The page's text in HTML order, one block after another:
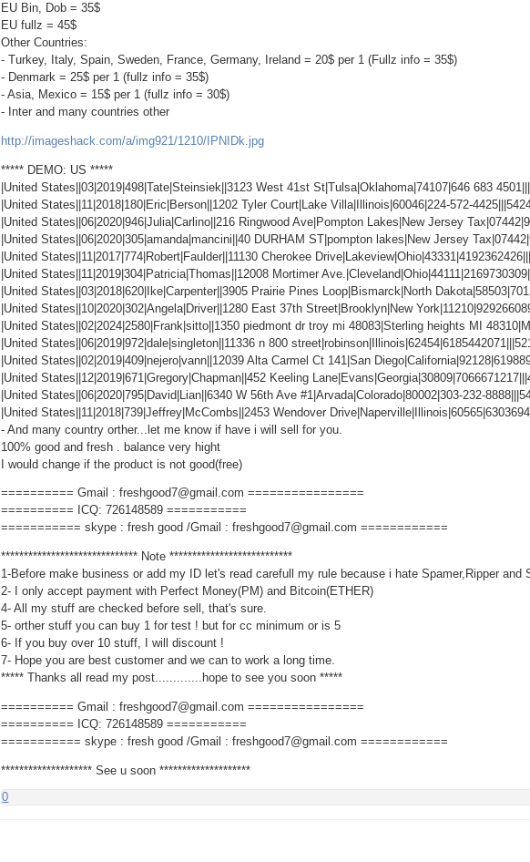
EU Bin, Dob = 35$
EU fullz = 45$
Other Countries:
- Turkey, Italy, Spain, Sweden, France, Germany, Ireland = 20$ per 1 (Fullz info = 35$)
- Denmark = 25$ per 1 (fullz info = 35$)
- Asia, Mexico = 15$ per 1 (fullz info = 30$)
- Inter and many countries other
http://imageshack.com/a/img921/1210/IPNIDk.jpg
***** DEMO: US *****
|United States||03|2019|498|Tate|Steinsiek||3123 West 41st St|Tulsa|Oklahoma|74107|646 683
|United States||11|2018|180|Eric|Berson||1202 Tyler Court|Lake Villa|Illinois|60046|224-572-
|United States||06|2020|946|Julia|Carlino||216 Ringwood Ave|Pompton Lakes|New Jersey
|United States||06|2020|305|amanda|mancini||40 DURHAM ST|pompton lakes|New Jersey
|United States||11|2017|774|Robert|Faulder||11130 Cherokee
|United States||11|2019|304|Patricia|Thomas||12008 Mortimer
|United States||03|2018|620|Ike|Carpenter||3905 Prairie Pines Loop|Bismarck|North
|United States||10|2020|302|Angela|Driver||1280 East 37th Street|Brooklyn|New
|United States||02|2024|2580|Frank|sitto||1350 piedmont dr troy mi 48083|Sterling heights MI
|United States||06|2019|972|dale|singleton||11336 n 800
|United States||02|2019|409|nejero|vann||12039 Alta Carmel Ct 141|San
|United States||12|2019|671|Gregory|Chapman||452 Keeling
|United States||06|2020|795|David|Lian||6340 W 56th Ave #1|Arvada|Colorado|80002|303-232-
|United States||11|2018|739|Jeffrey|McCombs||2453 Wendover
- And many country orther...let me know if have i will sell for you.
100% good and fresh . balance very hight
I would change if the product is not good(free)
========== Gmail : freshgood7@gmail.com ================
========== ICQ: 726148589 ===========
=========== skype : fresh good /Gmail : freshgood7@gmail.com ============
****************************** Note ***************************
1-Before make business or add my ID let's read carefull my rule because i hate Spamer,Ripper and
2- I only accept payment with Perfect Money(PM) and Bitcoin(ETHER)
4- All my stuff are checked before sell, that's sure.
5- orther stuff you can buy 1 for test ! but for cc minimum or is 5
6- If you buy over 10 stuff, I will discount !
7- Hope you are best customer and we can to work a long time.
***** Thanks all read my post.............hope to see you soon *****
========== Gmail : freshgood7@gmail.com ================
========== ICQ: 726148589 ===========
=========== skype : fresh good /Gmail : freshgood7@gmail.com ============
******************** See u soon ********************
0